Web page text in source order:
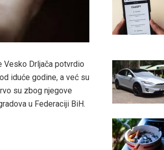
Vesko Drljača potvrdio
iduće godine, a već su
su zbog njegove
u Federaciji BiH.